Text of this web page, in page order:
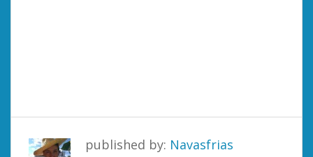
published by: Navasfrias